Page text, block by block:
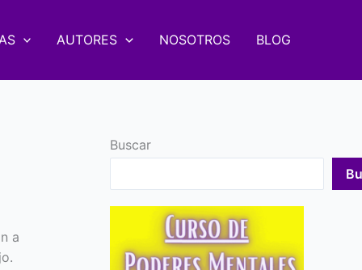
AUTORES NOSOTROS BLOG
a
Buscar